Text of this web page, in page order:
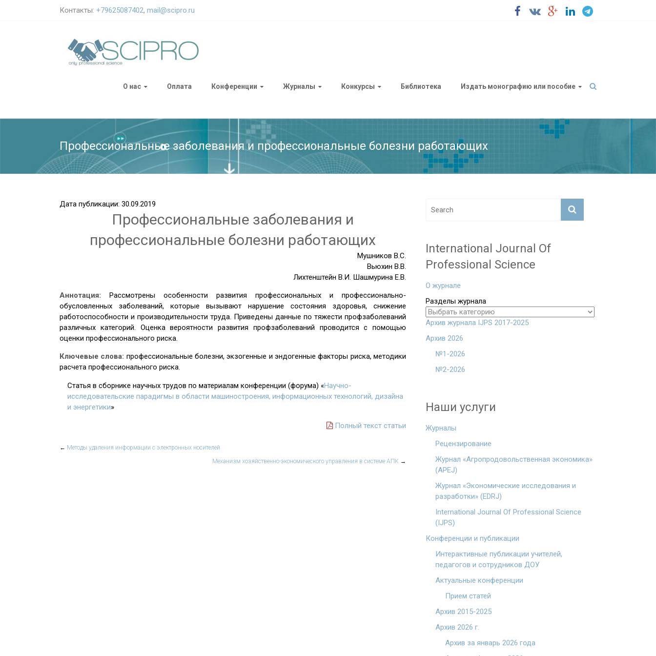
Контакты: +79625087402, mail@scipro.ru
О нас Оплата Конференции Журналы Конкурсы Библиотека Издать монографию или пособие
Профессиональные заболевания и профессиональные болезни работающих
Дата публикации: 30.09.2019
Профессиональные заболевания и
профессиональные болезни работающих
Мушников В.С.
Вьюхин В.В.
Лихтенштейн В.И. Шашмурина Е.В.
Аннотация: Рассмотрены особенности развития профессиональных и профессионально-
обусловленных заболеваний, которые вызывают нарушение состояния здоровья, снижение
работоспособности и производительности труда. Приведены данные по тяжести профзаболеваний
различных категорий. Оценка вероятности развития профзаболеваний проводится с помощью
оценки профессионального риска.
Ключевые слова: профессиональные болезни, экзогенные и эндогенные факторы риска, методики
расчета профессионального риска.
Статья в сборнике научных трудов по материалам конференции (форума) «Научно-
исследовательские парадигмы в области машиностроения, информационных технологий, дизайна
и энергетики»
Полный текст статьи
← Методы удаления информации с электронных носителей
Механизм хозяйственно-экономического управления в системе АПК →
International Journal Of
Professional Science
О журнале
Разделы журнала
Архив журнала IJPS 2017-2025
Архив 2026
№1-2026
№2-2026
Наши услуги
Журналы
Рецензирование
Журнал «Агропродовольственная экономика»
(APEJ)
Журнал «Экономические исследования и
разработки» (EDRJ)
International Journal Of Professional Science
(IJPS)
Конференции и публикации
Интерактивные публикации учителей,
педагогов и сотрудников ДОУ
Актуальные конференции
Прием статей
Архив 2015-2025
Архив 2026 г.
Архив за январь 2026 года